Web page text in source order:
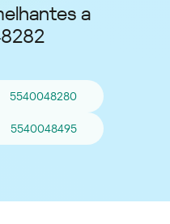
a
5540048280
5540048495